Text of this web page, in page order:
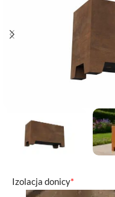
*
Izolacja donicy